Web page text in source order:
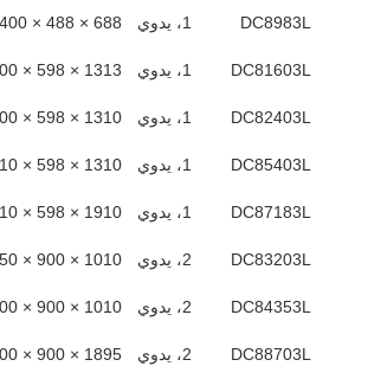
DC8983L
1، يدوي 688 × 488 × 400
DC81603L 1، يدوي 1313 × 598 × 400
DC82403L 1، يدوي 1310 × 598 × 400
DC85403L 1، يدوي 1310 × 598 × 710
DC87183L 1، يدوي 1910 × 598 × 710
DC83203L 2، يدوي 1010 × 900 × 450
DC84353L 2، يدوي 1010 × 900 × 600
DC88703L 2، يدوي 1895 × 900 × 600